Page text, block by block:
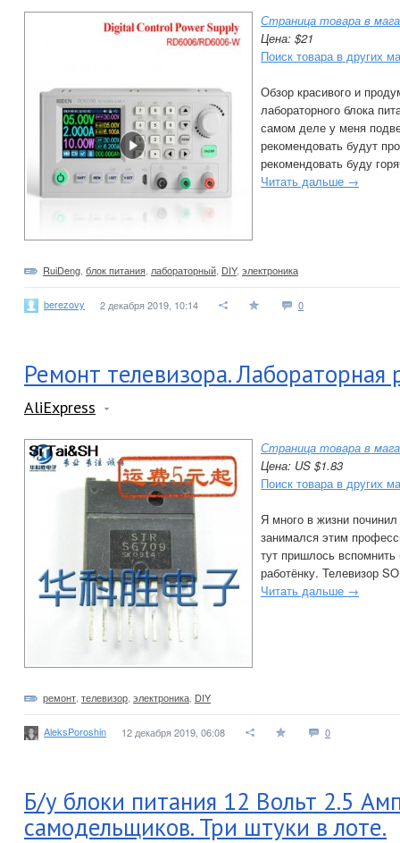
Страница товара в
Цена: $21
Поиск товара в других
Обзор красивого и
лабораторного блока
самом деле у меня
рекомендовать будут
рекомендовать буду
Читать дальше →
RuiDeng блок питания лабораторный DIY, электроника
berezovy 2 декабря 2019, 10:14 0
Ремонт телевизора.
AliExpress
Страница товара в
Цена: US $1.83
Поиск товара в других
Я много в жизни
занимался этим
тут пришлось
работёнку. Телевизор
Читать дальше →
ремонт телевизор электроника DIY
AleksPoroshin 12 декабря 2019, 06:08 0
Б/у блоки питания 12 Вольт 2.5
самодельщиков. Три штуки в лоте.